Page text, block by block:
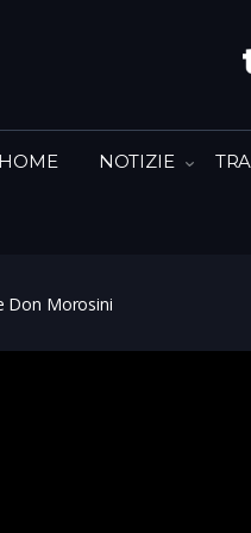
HOME NOTIZIE
Don Morosini